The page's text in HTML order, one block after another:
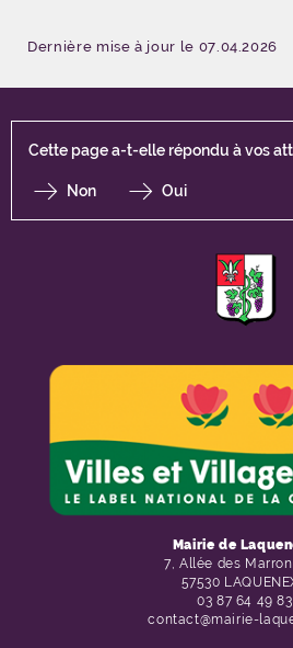
Dernière mise à jour le 07.04.2026
Cette page a-t-elle répondu à vos
Non Oui
Mairie de
7, Allée des
57530
03 87 64 49 83
contact@mairie-